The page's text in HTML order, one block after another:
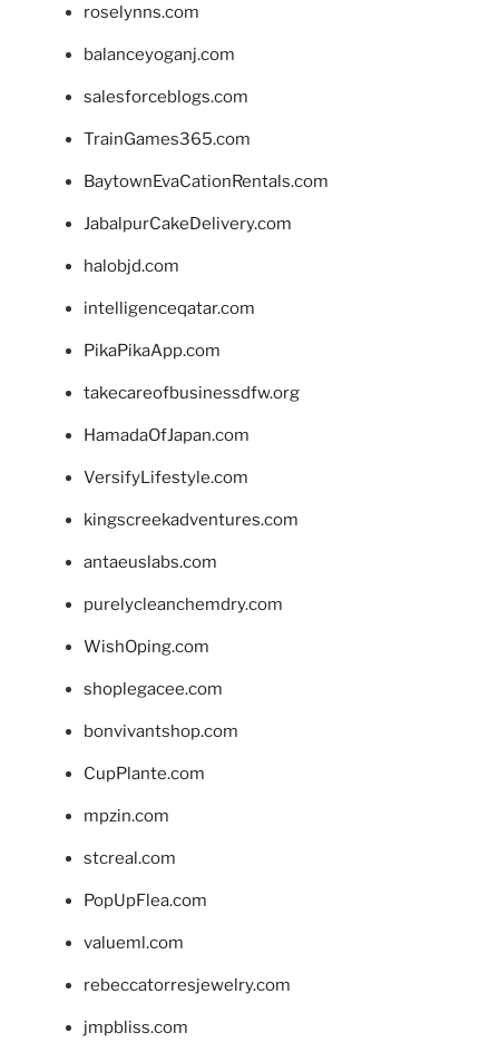
roselynns.com
balanceyoganj.com
salesforceblogs.com
TrainGames365.com
BaytownEvaCationRentals.com
JabalpurCakeDelivery.com
halobjd.com
intelligenceqatar.com
PikaPikaApp.com
takecareofbusinessdfw.org
HamadaOfJapan.com
VersifyLifestyle.com
kingscreekadventures.com
antaeuslabs.com
purelycleanchemdry.com
WishOping.com
shoplegacee.com
bonvivantshop.com
CupPlante.com
mpzin.com
stcreal.com
PopUpFlea.com
valueml.com
rebeccatorresjewelry.com
jmpbliss.com